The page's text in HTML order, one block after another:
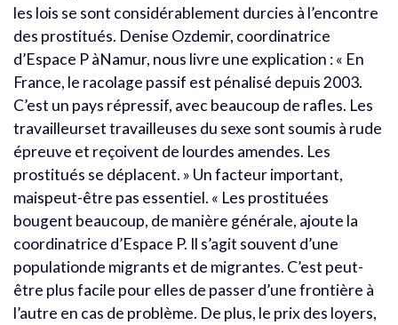
les lois se sont considérablement durcies à l’encontre
des prostitués. Denise Ozdemir, coordinatrice
d’Espace P àNamur, nous livre une explication : « En
France, le racolage passif est pénalisé depuis 2003.
C’est un pays répressif, avec beaucoup de rafles. Les
travailleurset travailleuses du sexe sont soumis à rude
épreuve et reçoivent de lourdes amendes. Les
prostitués se déplacent. » Un facteur important,
maispeut-être pas essentiel. « Les prostituées
bougent beaucoup, de manière générale, ajoute la
coordinatrice d’Espace P. Il s’agit souvent d’une
populationde migrants et de migrantes. C’est peut-
être plus facile pour elles de passer d’une frontière à
l’autre en cas de problème. De plus, le prix des loyers,